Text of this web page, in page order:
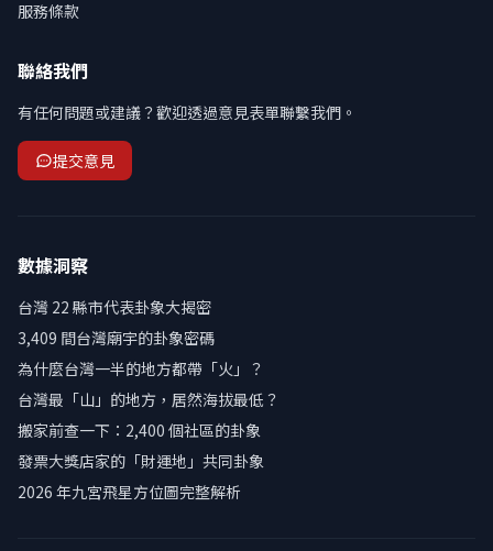
服務條款
聯絡我們
有任何問題或建議？歡迎透過意見表單聯繫我們。
提交意見
數據洞察
台灣 22 縣市代表卦象大揭密
3,409 間台灣廟宇的卦象密碼
為什麼台灣一半的地方都帶「火」？
台灣最「山」的地方，居然海拔最低？
搬家前查一下：2,400 個社區的卦象
發票大獎店家的「財運地」共同卦象
2026 年九宮飛星方位圖完整解析